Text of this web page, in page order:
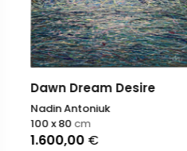
Dawn Dream Desire
Nadin Antoniuk
1.600,00€
100 x 80cm